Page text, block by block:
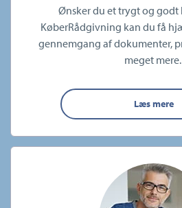
Ønsker du et trygt og godt
KøberRådgivning kan du få
gennemgang af dokumenter,
meget mere.
Læs mere